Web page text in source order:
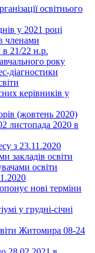
освітнього
у 2021 році
членами
в 21/22 н.р.
року
діагностики
керівників у
(жовтень 2020)
листопада 2020 в
з 23.11.2020
закладів освіти
освіти
нові терміни
у грудні-січні
Житомира 08-24